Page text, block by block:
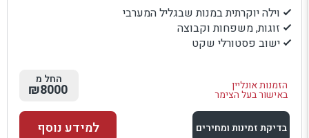
וילה יוקרתית במנות שבגליל המערבי
זוגות, משפחות וקבוצה
ישוב פסטורלי שקט
הזמנות אונליין
באישור בעל הצימר
החל מ
₪8000
בדיקת זמינות ומחירים למידע נוסף